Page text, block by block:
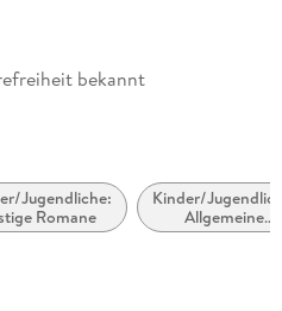
bekannt
Jugendliche:
Romane
Kinder/
Allgemeine
Interessen: